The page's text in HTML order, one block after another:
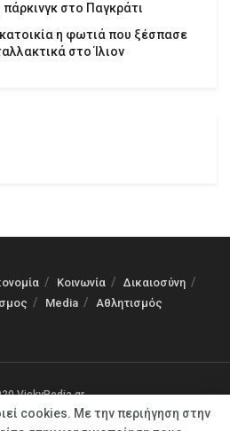
πάρκινγκ στο Παγκράτι
η φωτιά που ξέσπασε
στο Ίλιον
Κοινωνία
Δικαιοσύνη
Media Αθλητισμός
VickyPedia.gr
cookies. Με την περιήγηση στην